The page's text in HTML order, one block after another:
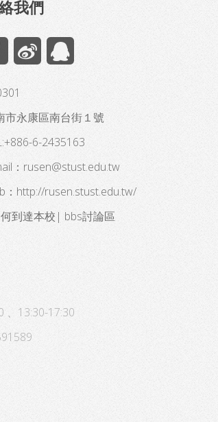
我們
市永康區南台街１號
6-2435163
： rusen@stust.edu.tw
http://rusen.stust.edu.tw/
到達本校 | bbs討論區
、13:30-17:30